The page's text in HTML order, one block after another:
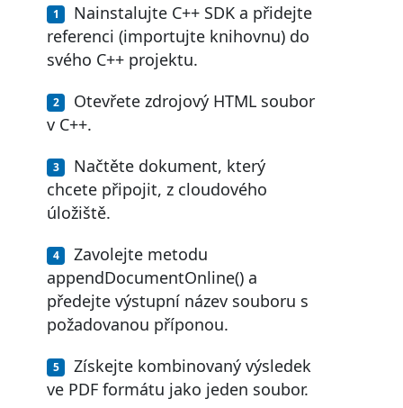
Nainstalujte C++ SDK a přidejte
referenci (importujte knihovnu) do
svého C++ projektu.
Otevřete zdrojový HTML soubor
v C++.
Načtěte dokument, který
chcete připojit, z cloudového
úložiště.
Zavolejte metodu
appendDocumentOnline() a
předejte výstupní název souboru s
požadovanou příponou.
Získejte kombinovaný výsledek
ve PDF formátu jako jeden soubor.